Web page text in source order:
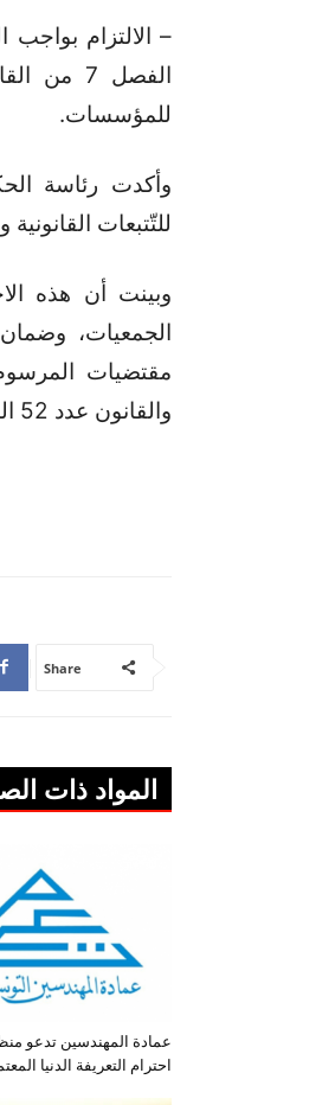
– الالتزام
للمؤسسات.
وأكدت رئاسة
للتّتبعات
وبينت أن هذه
الجمعيات، وضمان
والقانون عدد 52 المؤرخ في 29 أكتوبر 2018 المتعلق بالسجل الوطني للمؤسسات.
Share
المواد ذات
عمادة المهندسين تدعو
احترام التعريفة الدنيا